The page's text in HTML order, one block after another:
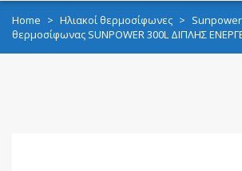
Home > Ηλιακοί θερμοσίφωνες > Sunpower
θερμοσίφωνας SUNPOWER 300L ΔΙΠΛΗΣ